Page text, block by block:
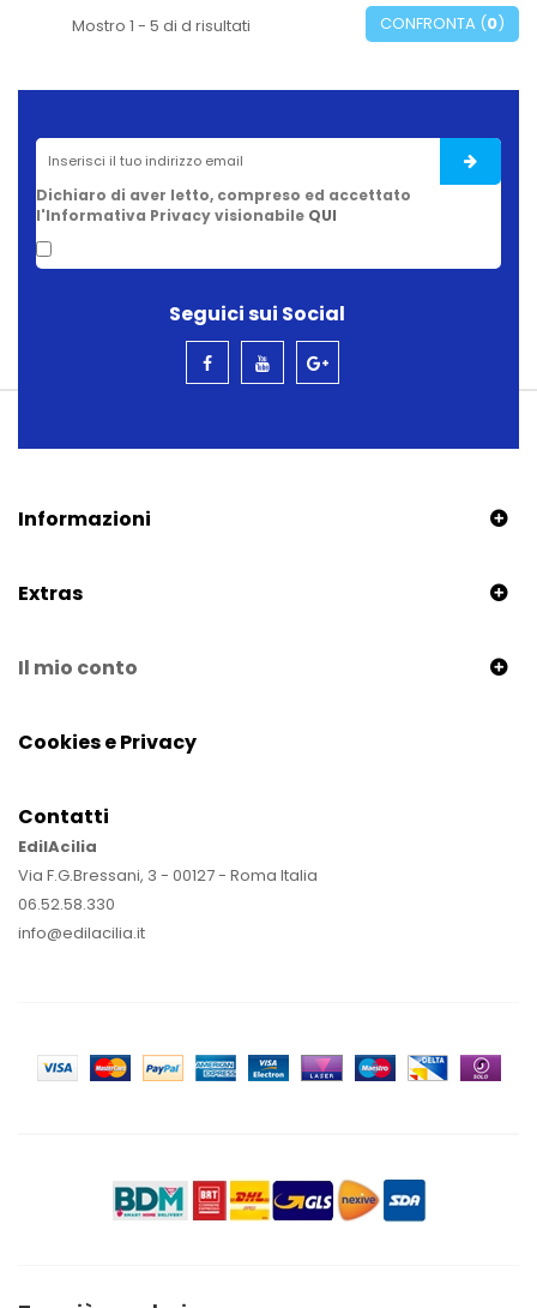
Mostro 1 - 5 di d risultati CONFRONTA (0)
Dichiaro di aver letto, compreso ed accettato
l'Informativa Privacy visionabile QUI
Seguici sui Social
Informazioni
Extras
Il mio conto
Cookies e Privacy
Contatti
EdilAcilia
Via F.G.Bressani, 3 - 00127 - Roma Italia
06.52.58.330
info@edilacilia.it